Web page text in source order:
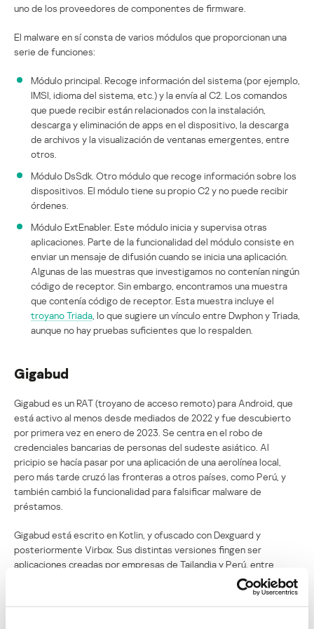
uno de los proveedores de componentes de firmware.
El malware en sí consta de varios módulos que proporcionan una
serie de funciones:
Módulo principal. Recoge información del sistema (por ejemplo,
IMSI, idioma del sistema, etc.) y la envía al C2. Los comandos
que puede recibir están relacionados con la instalación,
descarga y eliminación de apps en el dispositivo, la descarga
de archivos y la visualización de ventanas emergentes, entre
otros.
Módulo DsSdk. Otro módulo que recoge información sobre los
dispositivos. El módulo tiene su propio C2 y no puede recibir
órdenes.
Módulo ExtEnabler. Este módulo inicia y supervisa otras
aplicaciones. Parte de la funcionalidad del módulo consiste en
enviar un mensaje de difusión cuando se inicia una aplicación.
Algunas de las muestras que investigamos no contenían ningún
código de receptor. Sin embargo, encontramos una muestra
que contenía código de receptor. Esta muestra incluye el
troyano Triada , lo que sugiere un vínculo entre Dwphon y Triada,
aunque no hay pruebas suficientes que lo respalden.
Gigabud
Gigabud es un RAT (troyano de acceso remoto) para Android, que
está activo al menos desde mediados de 2022 y fue descubierto
por primera vez en enero de 2023. Se centra en el robo de
credenciales bancarias de personas del sudeste asiático. Al
pricipio se hacía pasar por una aplicación de una aerolínea local,
pero más tarde cruzó las fronteras a otros países, como Perú, y
también cambió la funcionalidad para falsificar malware de
préstamos.
Gigabud está escrito en Kotlin, y ofuscado con Dexguard y
posteriormente Virbox. Sus distintas versiones fingen ser
aplicaciones creadas por empresas de Tailandia y Perú, entre
otras. Al iniciarse, la aplicación muestra la pantalla de inicio de
sesión de la app por la que quiere hacerse pasar y posteriormente